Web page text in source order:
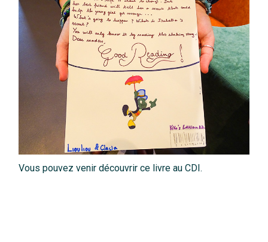
Vous pouvez venir découvrir ce livre au CDI.